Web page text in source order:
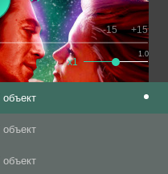
1.0
x1
-15 +15